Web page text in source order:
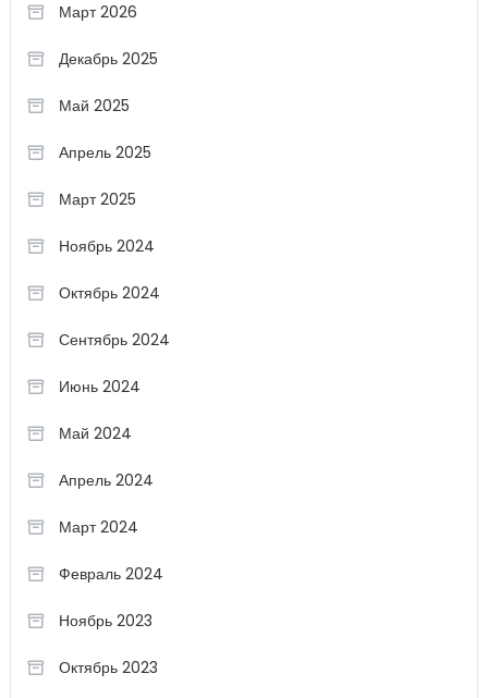
Март 2026
Декабрь 2025
Май 2025
Апрель 2025
Март 2025
Ноябрь 2024
Октябрь 2024
Сентябрь 2024
Июнь 2024
Май 2024
Апрель 2024
Март 2024
Февраль 2024
Ноябрь 2023
Октябрь 2023